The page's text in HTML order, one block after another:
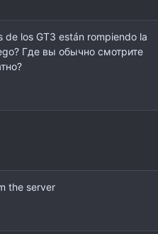
de los GT3 están rompiendo la
Где вы обычно смотрите
the server